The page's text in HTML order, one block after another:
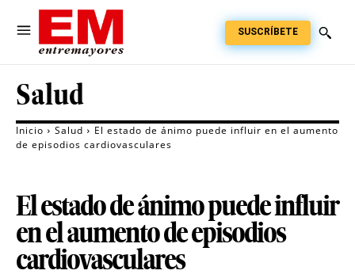
SUSCRÍBETE
Salud
Inicio Salud
El estado de ánimo puede influir en el aumento
de episodios cardiovasculares
El estado de ánimo puede influir
en el aumento de episodios
cardiovasculares